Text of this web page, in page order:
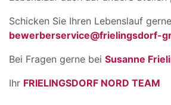
Schicken Sie Ihren Lebenslauf
bewerberservice@frielingsdorf-
Bei Fragen gerne bei Susanne
Ihr FRIELINGSDORF NORD TEAM